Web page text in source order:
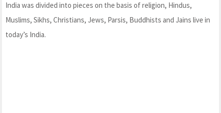
India was divided into pieces on the basis of religion, Hindus,
Muslims, Sikhs, Christians, Jews, Parsis, Buddhists and Jains live in
today’s India.